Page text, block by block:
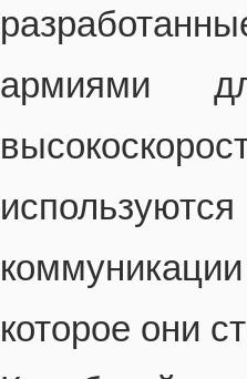
армиями
которое они